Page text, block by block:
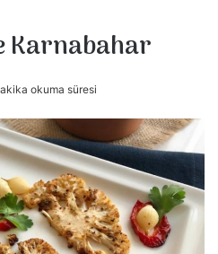
Karnabahar
okuma süresi